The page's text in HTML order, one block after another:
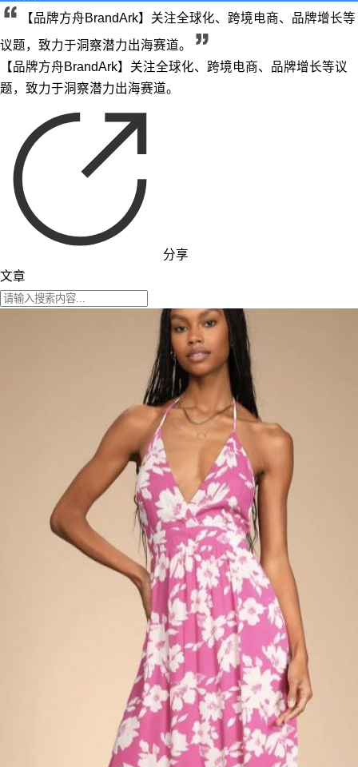
【品牌方舟BrandArk】关注全球化、跨境电商、品牌增长等
议题，致力于洞察潜力出海赛道。
【品牌方舟BrandArk】关注全球化、跨境电商、品牌增长等议
题，致力于洞察潜力出海赛道。
分享
文章